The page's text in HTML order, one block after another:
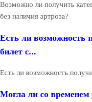
Возможно ли получить
без наличия артроза?
Есть ли возможность
билет с...
Есть ли возможность
Могла ли со временем